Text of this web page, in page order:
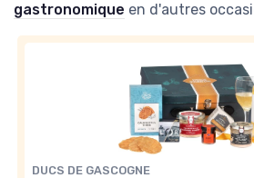
gastronomique en d'autres
DUCS DE GASCOGNE